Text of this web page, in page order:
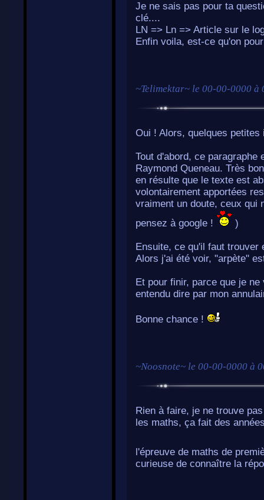
Je ne sais pas pour ta
clé....
LN => Ln => Article sur le
Enfin voila, est-ce qu'on
~Telimektar~ le 00-00-0000 à
Oui ! Alors, quelques
Tout d'abord, ce
Raymond Queneau. Très
en résulte que le texte est
volontairement apportées
vraiment un doute, ceux qui
pensez à google !
)
Ensuite, ce qu'il faut
Alors j'ai été voir, "arpète"
Et pour finir, parce que je
entendu dire par mon
Bonne chance !
~Noosnote~ le 00-00-0000 à
Rien à faire, je ne trouve
les maths, ça fait des
l'épreuve de maths de
curieuse de connaître la